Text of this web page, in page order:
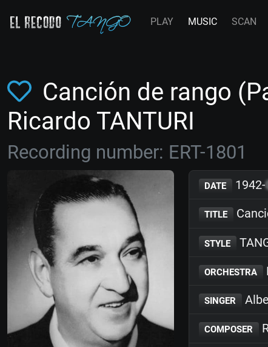
PLAY MUSIC SCAN
Canción de rango
Ricardo TANTURI
Recording number: ERT-1801
DATE 1942-
TITLE
STYLE
ORCHESTRA
SINGER
COMPOSER